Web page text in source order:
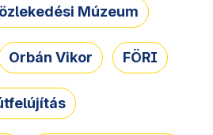
Múzeum
Orbán Vikor FÖRI